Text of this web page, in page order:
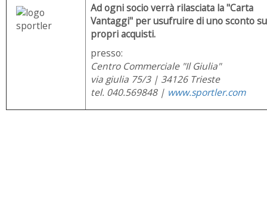
Ad ogni socio verrà rilasciata la "Carta
Vantaggi" perusufruire di uno sconto
propri acquisti.
presso:
Centro Commerciale "Il Giulia"
via giulia 75/3 | 34126 Trieste
tel. 040.569848 | www.sportler.com